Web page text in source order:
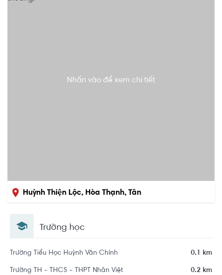
Nhấn vào để xem chi tiết
Huỳnh Thiện Lộc, Hòa Thạnh, Tân
Trường học
Trường Tiểu Học Huỳnh Văn Chính 0.1 km
Trường TH - THCS - THPT Nhân Việt 0.2 km